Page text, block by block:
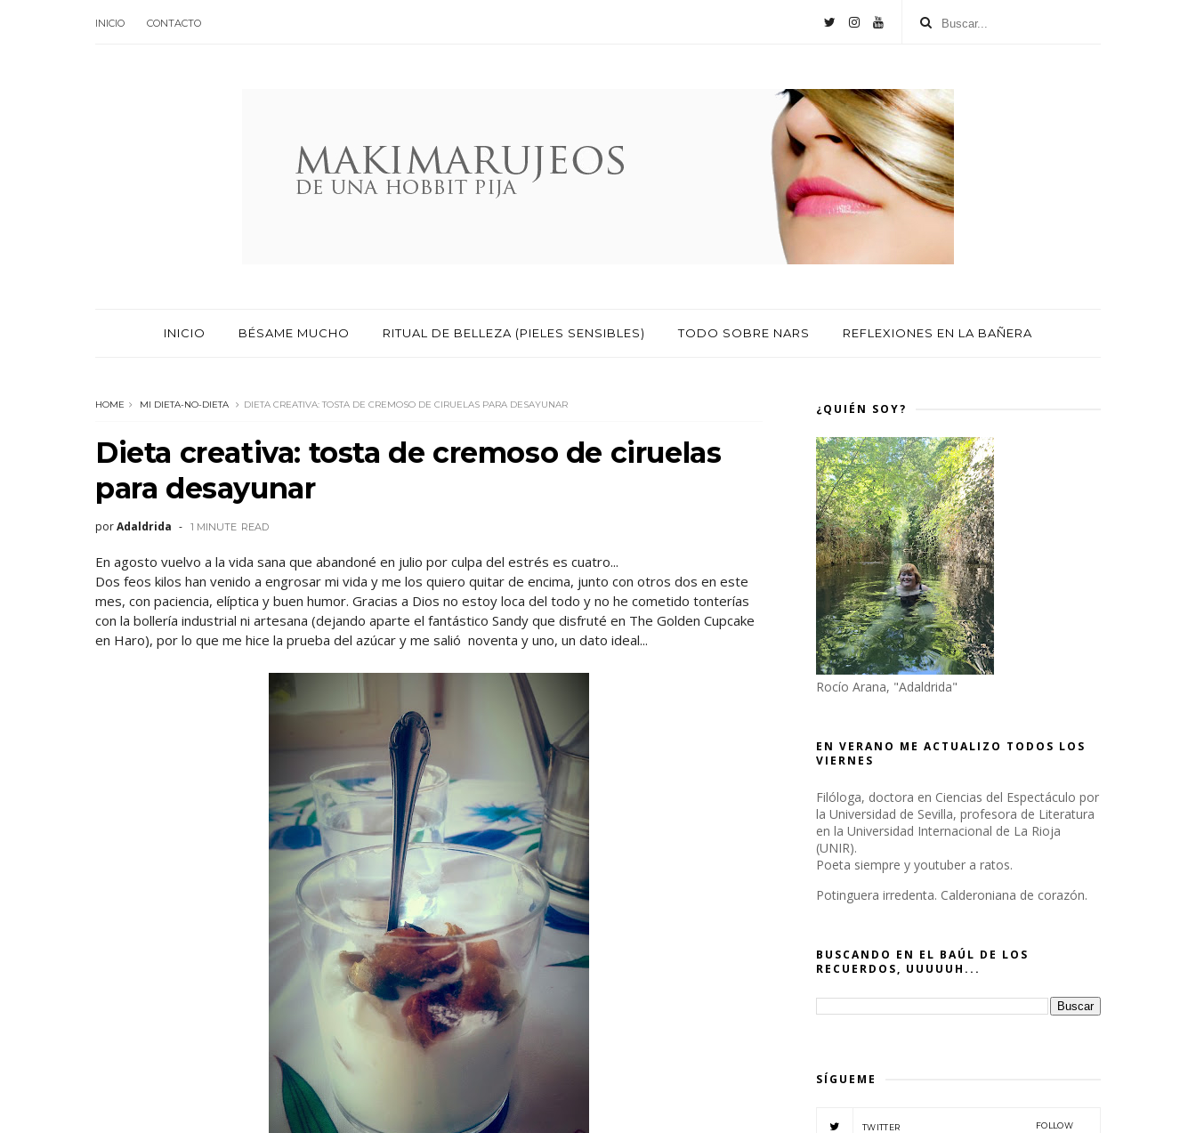
INICIO CONTACTO
INICIO BÉSAME MUCHO RITUAL DE BELLEZA (PIELES SENSIBLES) TODO SOBRE NARS REFLEXIONES EN LA BAÑERA
HOME MI DIETA-NO-DIETA DIETA CREATIVA: TOSTA DE CREMOSO DE CIRUELAS PARA DESAYUNAR
Dieta creativa: tosta de cremoso de ciruelas
para desayunar
porAdaldrida 1 MINUTE READ
En agosto vuelvo a la vida sana que abandoné en julio por culpa del estrés es cuatro...
Dos feos kilos han venido a engrosar mi vida y me los quiero quitar de encima, junto con otros dos en este
mes, con paciencia, elíptica y buen humor. Gracias a Dios no estoy loca del todo y no he cometido tonterías
con la bollería industrial ni artesana (dejando aparte el fantástico Sandy que disfruté en The Golden Cupcake
en Haro), por lo que me hice la prueba del azúcar y me salió noventa y uno, un dato ideal...
¿QUIÉN SOY?
Rocío Arana, "Adaldrida"
EN VERANO ME ACTUALIZO TODOS LOS
VIERNES
Filóloga, doctora en Ciencias del Espectáculo por
la Universidad de Sevilla, profesora de Literatura
en la Universidad Internacional de La Rioja
(UNIR).
Poeta siempre y youtuber a ratos.
Potinguera irredenta. Calderoniana de corazón.
BUSCANDO EN EL BAÚL DE LOS
RECUERDOS, UUUUUH...
SÍGUEME
TWITTER FOLLOW